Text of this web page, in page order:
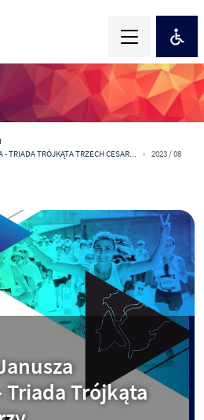
TRIADA TRÓJKĄTA TRZECH CESAR...
2023 / 08
Trójkąta